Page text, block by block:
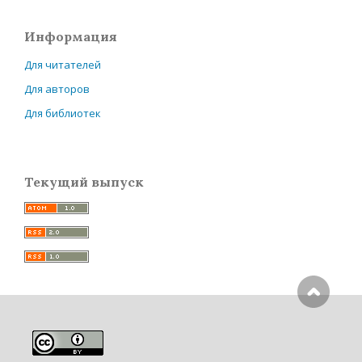
Информация
Для читателей
Для авторов
Для библиотек
Текущий выпуск